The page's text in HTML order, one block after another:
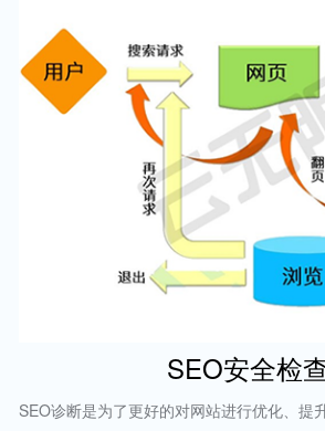
SEO安全检
SEO诊断是为了更好的对网站进行优化、提